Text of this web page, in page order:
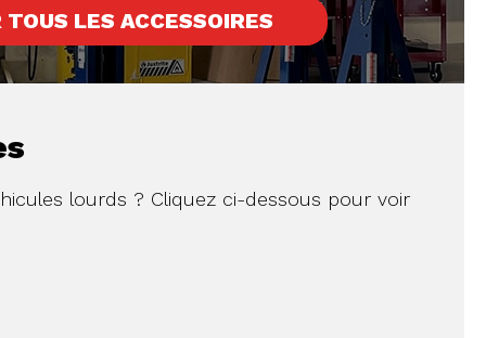
TOUS LES ACCESSOIRES
lourds ? Cliquez ci-dessous pour voir